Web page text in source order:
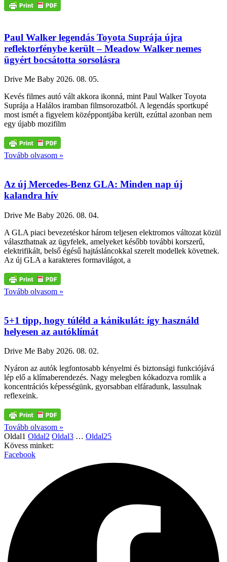
Paul Walker legendás Toyota Suprája újra
reflektorfénybe került – Meadow Walker nemes
ügyért bocsátotta sorsolásra
Drive Me Baby 2026. 08. 05.
Kevés filmes autó vált akkora ikonná, mint Paul Walker Toyota
Suprája a Halálos iramban filmsorozatból. A legendás sportkupé
most ismét a figyelem középpontjába került, ezúttal azonban nem
egy újabb mozifilm
Tovább olvasom »
Az új Mercedes-Benz GLA: Minden nap új
kalandra hív
Drive Me Baby 2026. 08. 04.
A GLA piaci bevezetéskor három teljesen elektromos változat közül
választhatnak az ügyfelek, amelyeket később további korszerű,
elektrifikált, belső égésű hajtásláncokkal szerelt modellek követnek.
Az új GLA a karakteres formavilágot, a
Tovább olvasom »
5+1 tipp, hogy túléld a kánikulát: így használd
helyesen az autóklímát
Drive Me Baby 2026. 08. 02.
Nyáron az autók legfontosabb kényelmi és biztonsági funkciójává
lép elő a klímaberendezés. Nagy melegben kókadozva romlik a
koncentrációs képességünk, gyorsabban elfáradunk, lassulnak
reflexeink.
Tovább olvasom »
Oldal1 Oldal2 Oldal3 … Oldal25
Kövess minket:
Facebook